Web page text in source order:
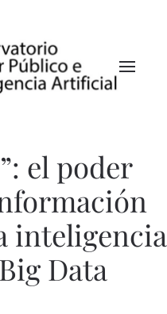
el poder
inteligencia
Data